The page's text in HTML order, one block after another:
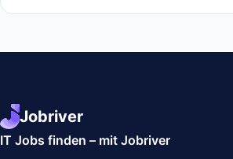
Jobriver
IT Jobs finden – mit Jobriver